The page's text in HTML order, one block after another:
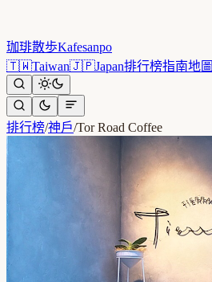
珈琲散歩Kafesanpo
🇹🇼Taiwan🇯🇵Japan排行榜指南地圖
排行榜/神戶/Tor Road Coffee